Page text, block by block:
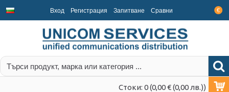
€
Вход Регистрация Запитване Срaвни
Стоки: 0 (0,00 € (0,00 лв.))